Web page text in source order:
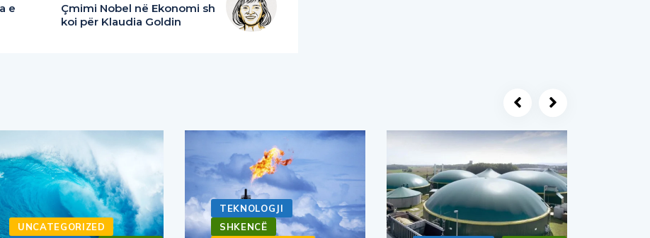
e
Çmimi Nobel në Ekonomi sh
koi për Klaudia Goldin
UNCATEGORIZED
TEKNOLOGJI
SHKENCË